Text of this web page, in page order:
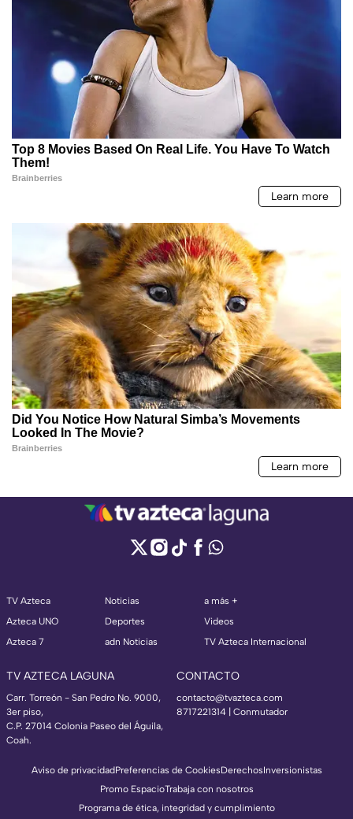
TV Azteca
Azteca UNO
Azteca 7
Noticias
Deportes
adn Noticias
a más +
Videos
TV Azteca Internacional
TV AZTECA LAGUNA
Carr. Torreón - San Pedro No. 9000,
3er piso,
C.P. 27014 Colonia Paseo del Águila,
Coah.
CONTACTO
contacto@tvazteca.com
8717221314 | Conmutador
Aviso de privacidadPreferencias de CookiesDerechosInversionistas
Promo EspacioTrabaja con nosotros
Programa de ética, integridad y cumplimiento